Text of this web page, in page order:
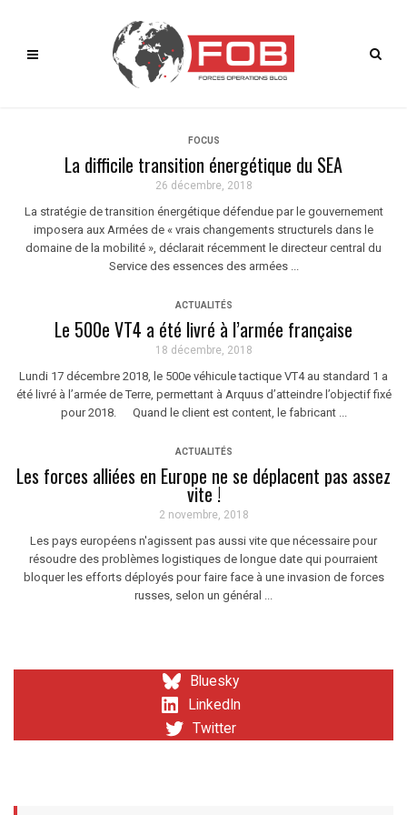
FOCUS
La difficile transition énergétique du SEA
26 décembre, 2018
La stratégie de transition énergétique défendue par le gouvernement
imposera aux Armées de « vrais changements structurels dans le
domaine de la mobilité », déclarait récemment le directeur central du
Service des essences des armées ...
ACTUALITÉS
Le 500e VT4 a été livré à l’armée française
18 décembre, 2018
Lundi 17 décembre 2018, le 500e véhicule tactique VT4 au standard 1 a
été livré à l’armée de Terre, permettant à Arquus d’atteindre l’objectif fixé
pour 2018. Quand le client est content, le fabricant ...
ACTUALITÉS
Les forces alliées en Europe ne se déplacent pas assez
vite !
2 novembre, 2018
Les pays européens n'agissent pas aussi vite que nécessaire pour
résoudre des problèmes logistiques de longue date qui pourraient
bloquer les efforts déployés pour faire face à une invasion de forces
russes, selon un général ...
Bluesky
LinkedIn
Twitter